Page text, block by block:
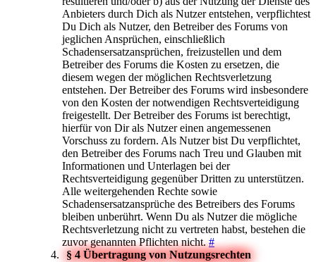
Anbieters durch Dich als Nutzer entstehen, verpflichtest
Du Dich als Nutzer, den Betreiber des Forums von
jeglichen Ansprüchen, einschließlich
Schadensersatzansprüchen, freizustellen und dem
Betreiber des Forums die Kosten zu ersetzen, die
diesem wegen der möglichen Rechtsverletzung
entstehen. Der Betreiber des Forums wird insbesondere
von den Kosten der notwendigen Rechtsverteidigung
freigestellt. Der Betreiber des Forums ist berechtigt,
hierfür von Dir als Nutzer einen angemessenen
Vorschuss zu fordern. Als Nutzer bist Du verpflichtet,
den Betreiber des Forums nach Treu und Glauben mit
Informationen und Unterlagen bei der
Rechtsverteidigung gegenüber Dritten zu unterstützen.
Alle weitergehenden Rechte sowie
Schadensersatzansprüche des Betreibers des Forums
bleiben unberührt. Wenn Du als Nutzer die mögliche
Rechtsverletzung nicht zu vertreten habst, bestehen die
zuvor genannten Pflichten nicht.#
§ 4 Übertragung von Nutzungsrechten